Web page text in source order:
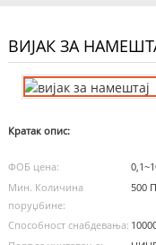
ВИЈАК ЗА
Кратак опис:
ФОБ цена:
Мин. Количина
поруџбине:
500
Способност снабдевања: